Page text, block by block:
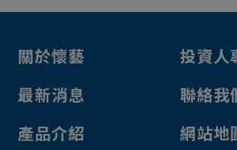
LED燈條
開關
風扇
關於懷藝
最新消息
產品介紹
投資人
聯絡我
網站地